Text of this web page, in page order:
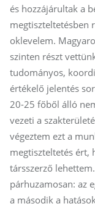
és hozzájárultak a
megtiszteltetésben
oklevelem.
szinten részt
tudományos,
értékelő jelentés
20-25 főből álló
vezeti a
végeztem ezt a
megtiszteltetés ért,
társszerző
párhuzamosan: az
a második a